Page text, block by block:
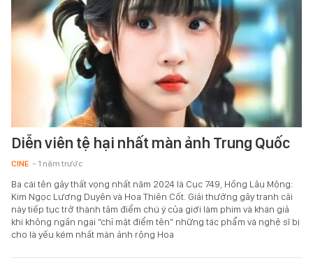
Diễn viên tệ hại nhất màn ảnh Trung Quốc
CINE - 1 năm trước
Ba cái tên gây thất vọng nhất năm 2024 là Cục 749, Hồng Lâu Mộng:
Kim Ngọc Lương Duyên và Hoa Thiên Cốt. Giải thưởng gây tranh cãi
này tiếp tục trở thành tâm điểm chú ý của giới làm phim và khán giả
khi không ngần ngại “chỉ mặt điểm tên” những tác phẩm và nghệ sĩ bị
cho là yếu kém nhất màn ảnh rộng Hoa